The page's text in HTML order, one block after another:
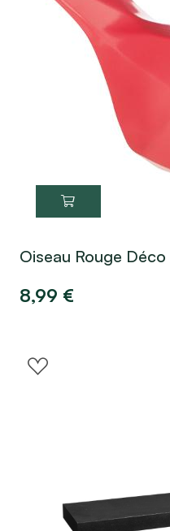
Oiseau Rouge Déco
8,99 €